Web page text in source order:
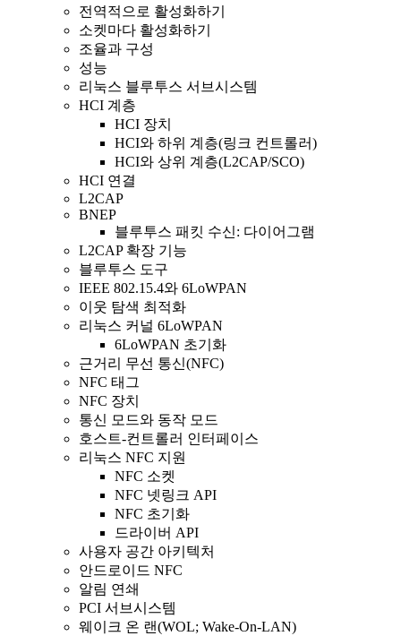
전역적으로 활성화하기
소켓마다 활성화하기
조율과 구성
성능
리눅스 블루투스 서브시스템
HCI 계층
HCI 장치
HCI와 하위 계층(링크 컨트롤러)
HCI와 상위 계층(L2CAP/SCO)
HCI 연결
L2CAP
BNEP
블루투스 패킷 수신: 다이어그램
L2CAP 확장 기능
블루투스 도구
IEEE 802.15.4와 6LoWPAN
이웃 탐색 최적화
리눅스 커널 6LoWPAN
6LoWPAN 초기화
근거리 무선 통신(NFC)
NFC 태그
NFC 장치
통신 모드와 동작 모드
호스트-컨트롤러 인터페이스
리눅스 NFC 지원
NFC 소켓
NFC 넷링크 API
NFC 초기화
드라이버 API
사용자 공간 아키텍처
안드로이드 NFC
알림 연쇄
PCI 서브시스템
웨이크 온 랜(WOL; Wake-On-LAN)